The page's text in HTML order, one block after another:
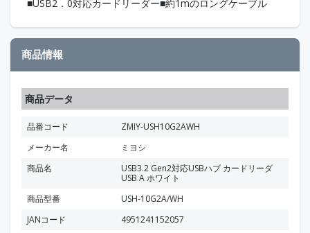
■USB2．0対応カードリーダー■約1mのロングケーブル
商品情報
商品データ
品番コード
ZMIY-USH10G2AWH
メーカー名
ミヨシ
商品名
USB3.2 Gen2対応USBハブ カードリーダ
USB A ホワイト
商品型番
USH-10G2A/WH
JANコード
4951241152057